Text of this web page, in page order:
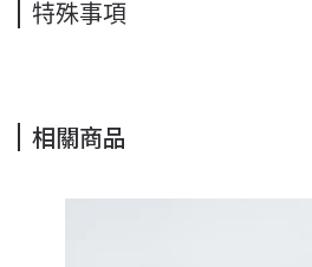
特殊事項
相關商品